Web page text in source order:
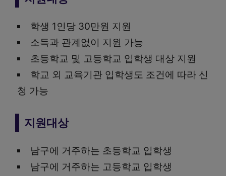
학생 1인당 30만원 지원
소득과 관계없이 지원 가능
초등학교 및 고등학교 입학생 대상 지원
학교 외 교육기관 입학생도 조건에 따라 신
청 가능
지원대상
남구에 거주하는 초등학교 입학생
남구에 거주하는 고등학교 입학생